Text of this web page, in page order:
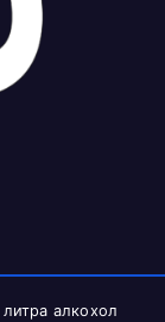
алкохол